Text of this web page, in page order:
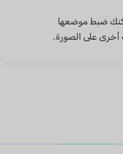
ضبط موضعها
أخرى على الصورة.